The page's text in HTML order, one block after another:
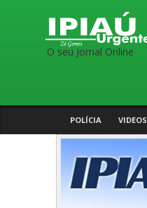
O seu Jornal Online
POLÍCIA VIDEOS